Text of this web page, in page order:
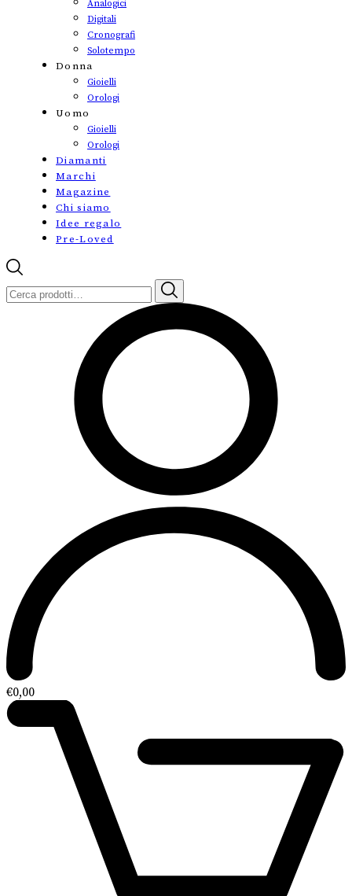
Analogici
Digitali
Cronografi
Solotempo
Donna
Gioielli
Orologi
Uomo
Gioielli
Orologi
Diamanti
Marchi
Magazine
Chi siamo
Idee regalo
Pre-Loved
Cerca:
€0,00